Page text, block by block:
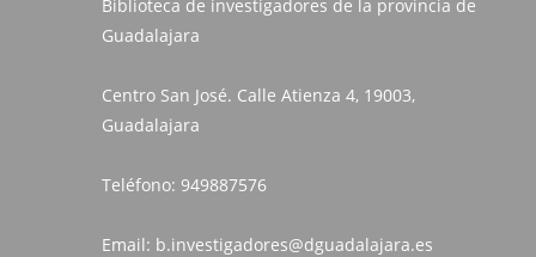
Biblioteca de investigadores de la provincia de
Guadalajara
Centro San José. Calle Atienza 4, 19003,
Guadalajara
Teléfono: 949887576
Email: b.investigadores@dguadalajara.es